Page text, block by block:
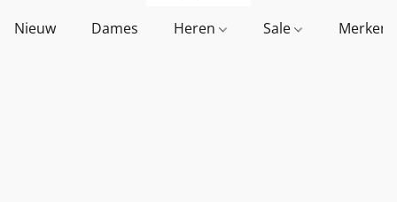
Nieuw Dames Heren Sale Merken